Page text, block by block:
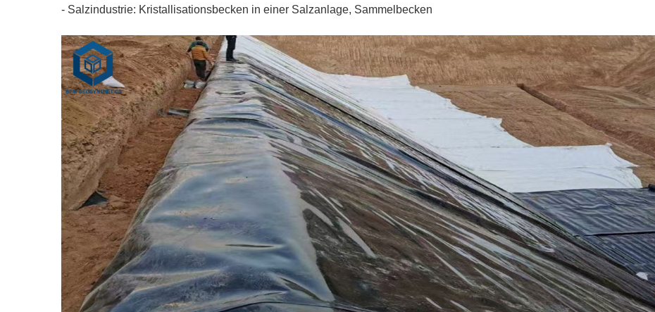
- Salzindustrie: Kristallisationsbecken in einer Salzanlage, Sammelbecken